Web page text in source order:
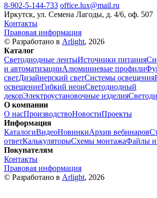
8-902-5-144-733 office.lux@mail.ru
Иркутск, ул. Семена Лагоды, д. 4/6, оф. 507
Контакты
Правовая информация
© Разработано в Arlight, 2026
Каталог
Светодиодные лентыИсточники питания
и автоматизацииАлюминиевые профили
светДизайнерский светСистемы освещения
освещениеГибкий неонСветодиодный
декорЭлектроустановочные изделия
О компании
О насПроизводствоНовостиПроекты
Информация
КаталогиВидеоНовинкиАрхив вебинаров
ответКалькуляторыСхемы монтажаФайлы и
Покупателям
Контакты
Правовая информация
© Разработано в Arlight, 2026